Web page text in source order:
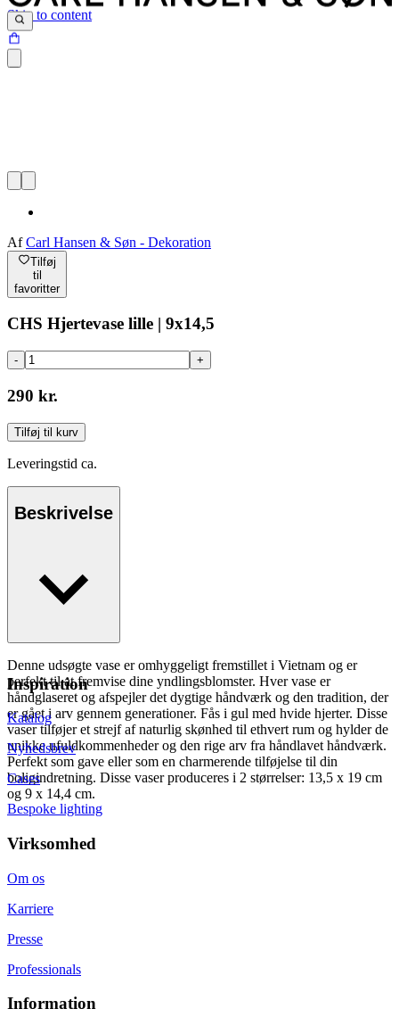
Skip to content
AfCarl Hansen & Søn - Dekoration
Tilføj
til
favoritter
CHS Hjertevase lille | 9x14,5
- +
290 kr.
Tilføj til kurv
Leveringstid ca.
Beskrivelse
Denne udsøgte vase er omhyggeligt fremstillet i Vietnam og er
perfekt til at fremvise dine yndlingsblomster. Hver vase er
håndglaseret og afspejler det dygtige håndværk og den tradition, der
er gået i arv gennem generationer. Fås i gul med hvide hjerter. Disse
vaser tilføjer et strejf af naturlig skønhed til ethvert rum og hylder de
unikke ufuldkommenheder og den rige arv fra håndlavet håndværk.
Perfekt som gave eller som en charmerende tilføjelse til din
boligindretning. Disse vaser produceres i 2 størrelser: 13,5 x 19 cm
og 9 x 14,4 cm.
Inspiration
Katalog
Nyhedsbrev
Cases
Bespoke lighting
Virksomhed
Om os
Karriere
Presse
Professionals
Information